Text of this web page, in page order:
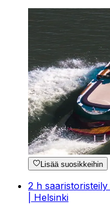
Lisää suosikkeihin
2 h
| Helsinki